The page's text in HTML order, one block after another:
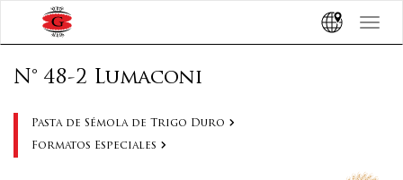
Toggle
N° 48-2 Lumaconi
Pasta de Sémola de Trigo Duro
Formatos Especiales